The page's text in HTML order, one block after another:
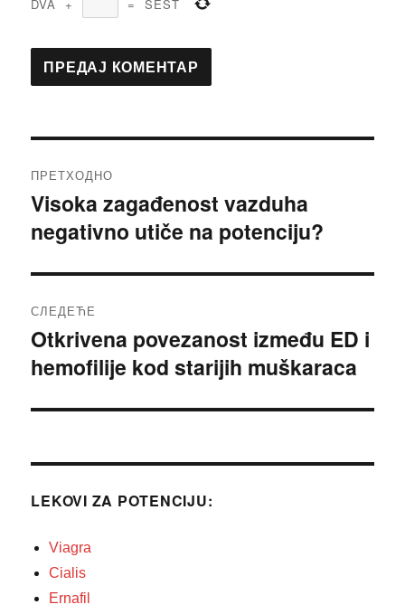
DVA + = ŠEST
чланка
ПРЕТХОДНО
Претходни
чланак:
Visoka zagađenost vazduha
negativno utiče na potenciju?
СЛЕДЕЋЕ
Следећи
чланак:
Otkrivena povezanost između ED i
hemofilije kod starijih muškaraca
LEKOVI ZA POTENCIJU:
Viagra
Cialis
Ernafil